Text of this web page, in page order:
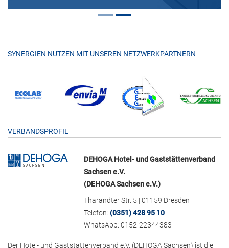
SYNERGIEN NUTZEN MIT UNSEREN NETZWERKPARTNERN
VERBANDSPROFIL
DEHOGA Hotel- und Gaststättenverband
Sachsen e.V.
(DEHOGA Sachsen e.V.)
Tharandter Str. 5 | 01159 Dresden
Telefon:(0351) 428 95 10
WhatsApp: 0152-22344383
Der Hotel- und Gaststättenverband e.V. (DEHOGA Sachsen) ist die